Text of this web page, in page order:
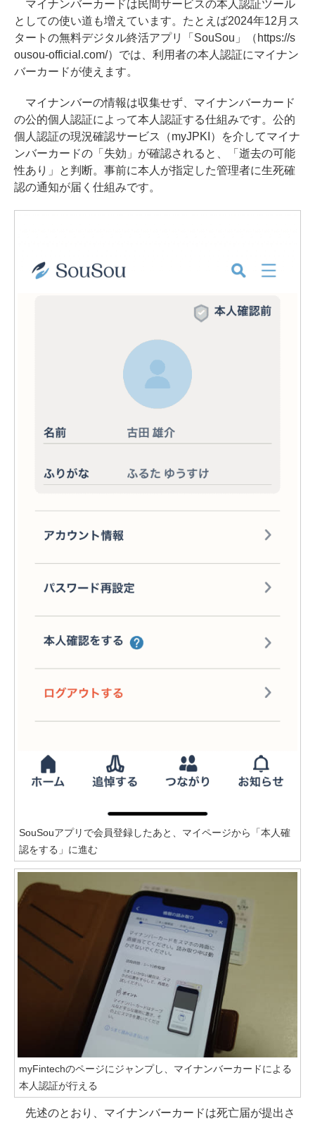
マイナンバーカードは民間サービスの本人認証ツール
としての使い道も増えています。たとえば2024年12月ス
タートの無料デジタル終活アプリ「SouSou」（https://s
ousou-official.com/）では、利用者の本人認証にマイナン
バーカードが使えます。
マイナンバーの情報は収集せず、マイナンバーカード
の公的個人認証によって本人認証する仕組みです。公的
個人認証の現況確認サービス（myJPKI）を介してマイナ
ンバーカードの「失効」が確認されると、「逝去の可能
性あり」と判断。事前に本人が指定した管理者に生死確
認の通知が届く仕組みです。
SouSouアプリで会員登録したあと、マイページから「本人確
認をする」に進む
myFintechのページにジャンプし、マイナンバーカードによる
本人認証が行える
先述のとおり、マイナンバーカードは死亡届が提出さ